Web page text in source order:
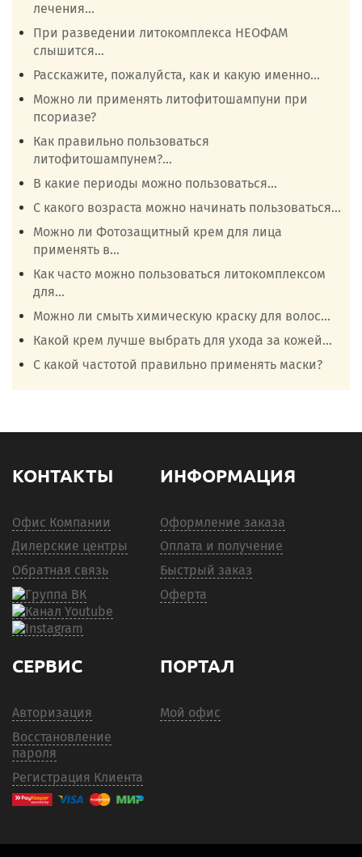
лечения...
При разведении литокомплекса НЕОФАМ
слышится...
Расскажите, пожалуйста, как и какую именно...
Можно ли применять литофитошампуни при
псориазе?
Как правильно пользоваться
литофитошампунем?...
В какие периоды можно пользоваться...
С какого возраста можно начинать пользоваться...
Можно ли Фотозащитный крем для лица
применять в...
Как часто можно пользоваться литокомплексом
для...
Можно ли смыть химическую краску для волос...
Какой крем лучше выбрать для ухода за кожей...
С какой частотой правильно применять маски?
КОНТАКТЫ
Офис Компании
Дилерские центры
Обратная связь
ИНФОРМАЦИЯ
Оформление заказа
Оплата и получение
Быстрый заказ
Оферта
СЕРВИС
Авторизация
Восстановление
пароля
Регистрация Клиента
ПОРТАЛ
Мой офис